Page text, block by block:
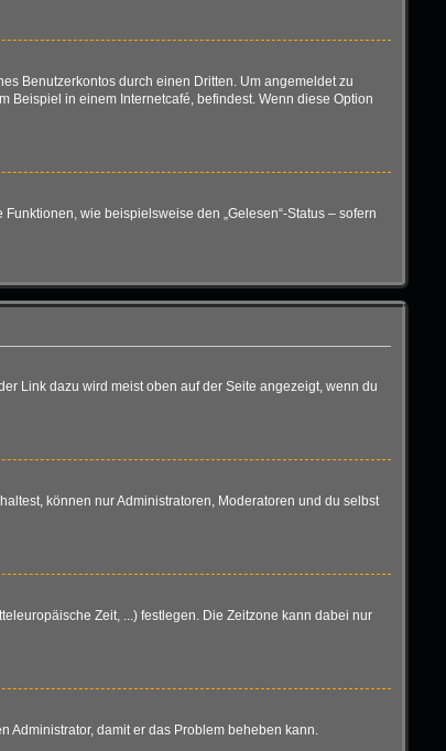
Benutzerkontos durch einen Dritten. Um angemeldet zu
Beispiel in einem Internetcafé, befindest. Wenn diese Option
wie beispielsweise den „Gelesen“-Status – sofern
Link dazu wird meist oben auf der Seite angezeigt, wenn du
können nur Administratoren, Moderatoren und du selbst
Zeit, ...) festlegen. Die Zeitzone kann dabei nur
damit er das Problem beheben kann.